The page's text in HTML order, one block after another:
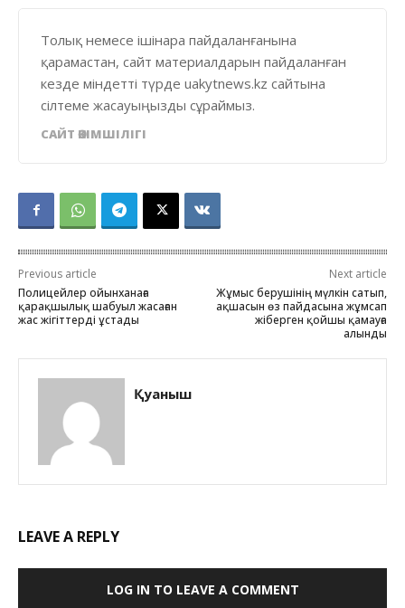
Толық немесе ішінара пайдаланғанына
қарамастан, сайт материалдарын пайдаланған
кезде міндетті түрде uakytnews.kz сайтына
сілтеме жасауыңызды сұраймыз.
САЙТ ӘКІМШІЛІГІ
Previous article
Полицейлер ойынханаға
қарақшылық шабуыл жасаған
жас жігіттерді ұстады
Next article
Жұмыс берушінің мүлкін сатып,
ақшасын өз пайдасына жұмсап
жіберген қойшы қамауға
алынды
Қуаныш
LEAVE A REPLY
LOG IN TO LEAVE A COMMENT